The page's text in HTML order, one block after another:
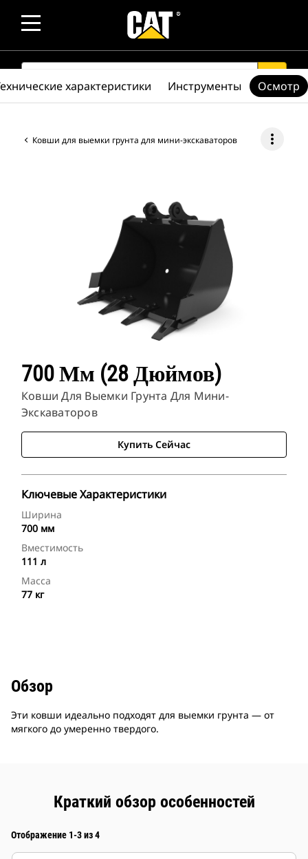
SEARCH search
Ковши для выемки грунта для мини-экскаваторов more_vert
700 Мм (28 Дюймов)
Ковши Для Выемки Грунта Для Мини-
Экскаваторов
Купить Сейчас
Ключевые Характеристики
Ширина
700 мм
Вместимость
111 л
Масса
77 кг
характеристики Инструменты Осмотр
Обзор
Эти ковши идеально подходят для выемки грунта — от
мягкого до умеренно твердого.
Краткий обзор особенностей
Отображение 1-3 из 4